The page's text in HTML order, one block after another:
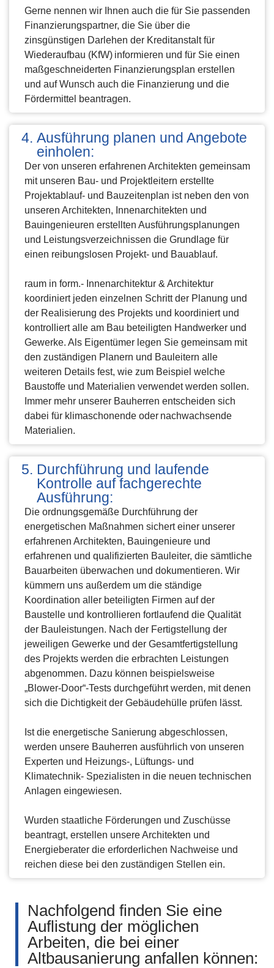
Gerne nennen wir Ihnen auch die für Sie passenden
Finanzierungspartner, die Sie über die
zinsgünstigen Darlehen der Kreditanstalt für
Wiederaufbau (KfW) informieren und für Sie einen
maßgeschneiderten Finanzierungsplan erstellen
und auf Wunsch auch die Finanzierung und die
Fördermittel beantragen.
Ausführung planen und Angebote
einholen:
Der von unseren erfahrenen Architekten gemeinsam
mit unseren Bau- und Projektleitern erstellte
Projektablauf- und Bauzeitenplan ist neben den von
unseren Architekten, Innenarchitekten und
Bauingenieuren erstellten Ausführungsplanungen
und Leistungsverzeichnissen die Grundlage für
einen reibungslosen Projekt- und Bauablauf.
raum in form.- Innenarchitektur & Architektur
koordiniert jeden einzelnen Schritt der Planung und
der Realisierung des Projekts und koordiniert und
kontrolliert alle am Bau beteiligten Handwerker und
Gewerke. Als Eigentümer legen Sie gemeinsam mit
den zuständigen Planern und Bauleitern alle
weiteren Details fest, wie zum Beispiel welche
Baustoffe und Materialien verwendet werden sollen.
Immer mehr unserer Bauherren entscheiden sich
dabei für klimaschonende oder nachwachsende
Materialien.
Durchführung und laufende
Kontrolle auf fachgerechte
Ausführung:
Die ordnungsgemäße Durchführung der
energetischen Maßnahmen sichert einer unserer
erfahrenen Architekten, Bauingenieure und
erfahrenen und qualifizierten Bauleiter, die sämtliche
Bauarbeiten überwachen und dokumentieren. Wir
kümmern uns außerdem um die ständige
Koordination aller beteiligten Firmen auf der
Baustelle und kontrollieren fortlaufend die Qualität
der Bauleistungen. Nach der Fertigstellung der
jeweiligen Gewerke und der Gesamtfertigstellung
des Projekts werden die erbrachten Leistungen
abgenommen. Dazu können beispielsweise
„Blower-Door“-Tests durchgeführt werden, mit denen
sich die Dichtigkeit der Gebäudehülle prüfen lässt.
Ist die energetische Sanierung abgeschlossen,
werden unsere Bauherren ausführlich von unseren
Experten und Heizungs-, Lüftungs- und
Klimatechnik- Spezialisten in die neuen technischen
Anlagen eingewiesen.
Wurden staatliche Förderungen und Zuschüsse
beantragt, erstellen unsere Architekten und
Energieberater die erforderlichen Nachweise und
reichen diese bei den zuständigen Stellen ein.
Nachfolgend finden Sie eine
Auflistung der möglichen
Arbeiten, die bei einer
Altbausanierung anfallen können: